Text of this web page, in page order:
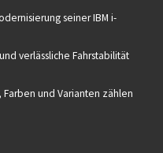
seiner IBM i-
verlässliche Fahrstabilität
und Varianten zählen